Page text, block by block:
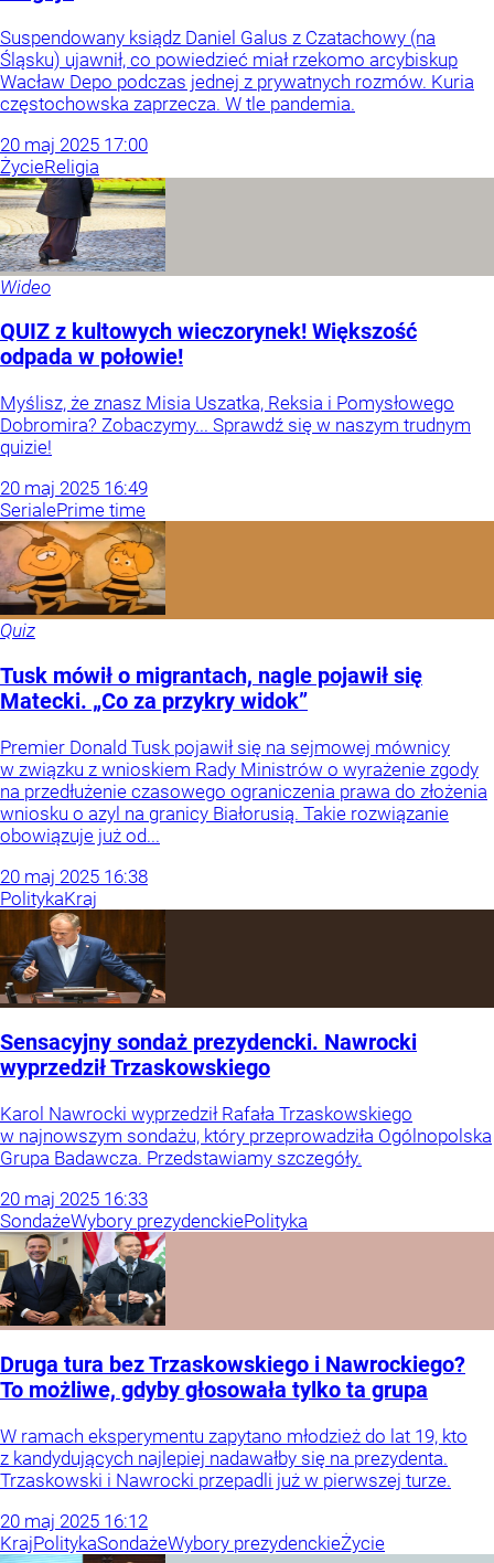
Suspendowany ksiądz Daniel Galus z Czatachowy (na
Śląsku) ujawnił, co powiedzieć miał rzekomo arcybiskup
Wacław Depo podczas jednej z prywatnych rozmów. Kuria
częstochowska zaprzecza. W tle pandemia.
20 maj 2025 17:00
ŻycieReligia
Wideo
QUIZ z kultowych wieczorynek! Większość
odpada w połowie!
Myślisz, że znasz Misia Uszatka, Reksia i Pomysłowego
Dobromira? Zobaczymy... Sprawdź się w naszym trudnym
quizie!
20 maj 2025 16:49
SerialePrime time
Quiz
Tusk mówił o migrantach, nagle pojawił się
Matecki. „Co za przykry widok”
Premier Donald Tusk pojawił się na sejmowej mównicy
w związku z wnioskiem Rady Ministrów o wyrażenie zgody
na przedłużenie czasowego ograniczenia prawa do złożenia
wniosku o azyl na granicy Białorusią. Takie rozwiązanie
obowiązuje już od...
20 maj 2025 16:38
PolitykaKraj
Sensacyjny sondaż prezydencki. Nawrocki
wyprzedził Trzaskowskiego
Karol Nawrocki wyprzedził Rafała Trzaskowskiego
w najnowszym sondażu, który przeprowadziła Ogólnopolska
Grupa Badawcza. Przedstawiamy szczegóły.
20 maj 2025 16:33
SondażeWybory prezydenckiePolityka
Druga tura bez Trzaskowskiego i Nawrockiego?
To możliwe, gdyby głosowała tylko ta grupa
W ramach eksperymentu zapytano młodzież do lat 19, kto
z kandydujących najlepiej nadawałby się na prezydenta.
Trzaskowski i Nawrocki przepadli już w pierwszej turze.
20 maj 2025 16:12
KrajPolitykaSondażeWybory prezydenckieŻycie